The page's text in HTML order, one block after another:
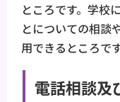
ところです。学校
とについての相談
用できるところです
電話相談及